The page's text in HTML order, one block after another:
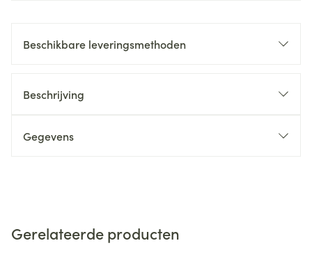
Beschikbare leveringsmethoden
Beschrijving
Gegevens
Gerelateerde producten